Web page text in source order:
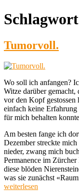
Tumorvoll.
Wo soll ich anfangen?
Witze darüber
vor den Kopf gestossen
einfach keine
für mich behalten
Am besten fange ich
Dezember streckte
nieder, zwang mich
Permanence im
diese blöden
was sie zunächst
weiterlesen